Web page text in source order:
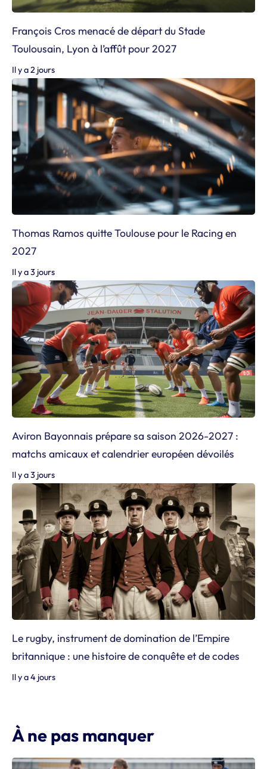
François Cros menacé de départ du Stade
Toulousain, Lyon à l’affût pour 2027
Il y a 2 jours
Thomas Ramos quitte Toulouse pour le Racing en
2027
Il y a 3 jours
Aviron Bayonnais prépare sa saison 2026-2027 :
matchs amicaux et calendrier européen dévoilés
Il y a 3 jours
Le rugby, instrument de domination de l’Empire
britannique : une histoire de conquête et de codes
Il y a 4 jours
À ne pas manquer